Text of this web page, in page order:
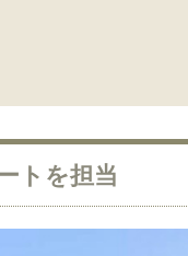
トを担当